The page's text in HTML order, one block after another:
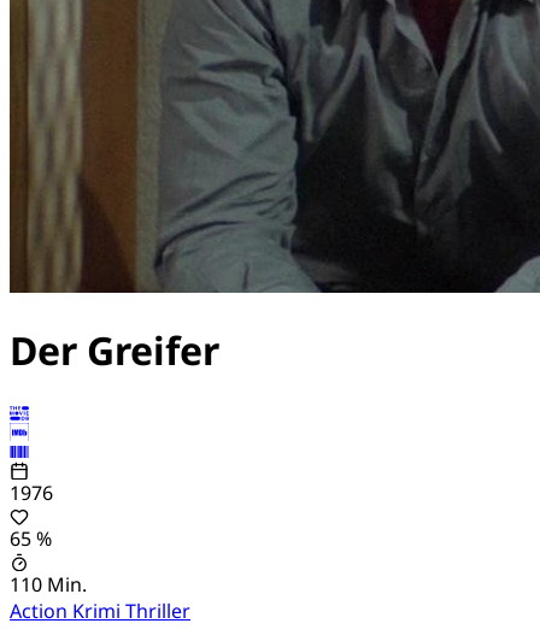
Der Greifer
1976
65 %
110 Min.
Action Krimi Thriller